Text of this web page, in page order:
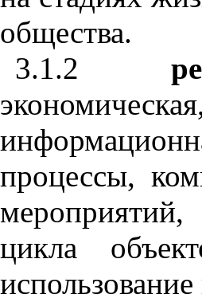
общества.
3.1.2
процессы,
цикла